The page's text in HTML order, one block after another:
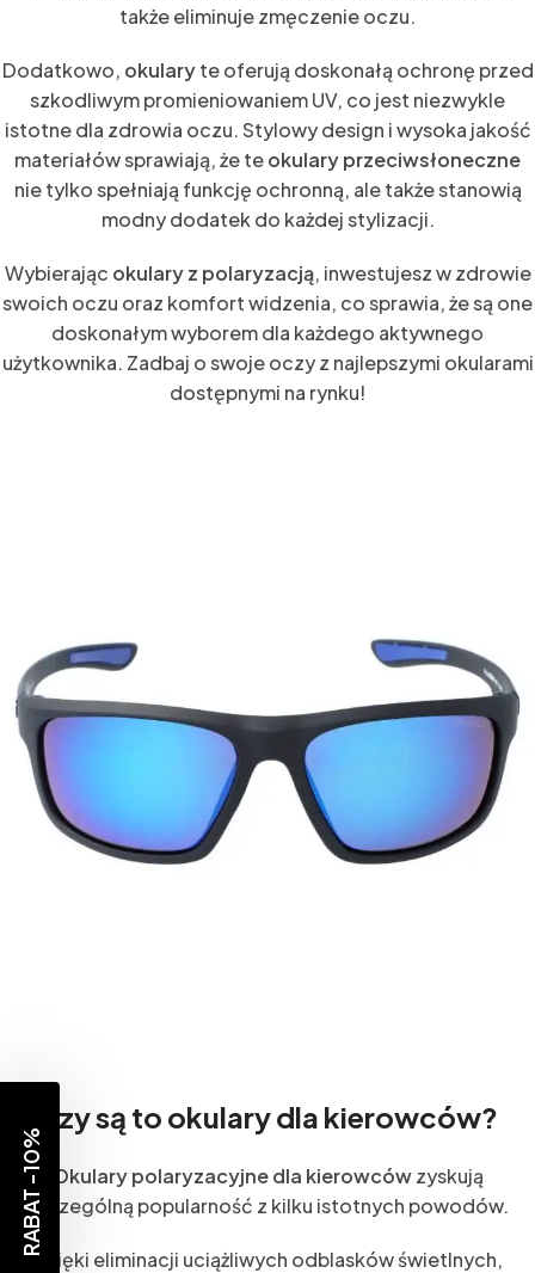
także eliminuje zmęczenie oczu.
Dodatkowo, okularyte oferują doskonałą ochronę przed
szkodliwym promieniowaniem UV, co jest niezwykle
istotne dla zdrowia oczu. Stylowy design i wysoka jakość
materiałów sprawiają, że teokulary przeciwsłoneczne
nie tylko spełniają funkcję ochronną, ale także stanowią
modny dodatek do każdej stylizacji.
Wybierając okulary z polaryzacją, inwestujesz w zdrowie
swoich oczu oraz komfort widzenia, co sprawia, że są one
doskonałym wyborem dla każdego aktywnego
użytkownika. Zadbaj o swoje oczy z najlepszymi okularami
dostępnymi na rynku!
Czy są to okulary dla kierowców?
Okulary polaryzacyjne dla kierowcówzyskują
szczególną popularność z kilku istotnych powodów.
Dzięki eliminacji uciążliwych odblasków świetlnych,
RABAT -10%